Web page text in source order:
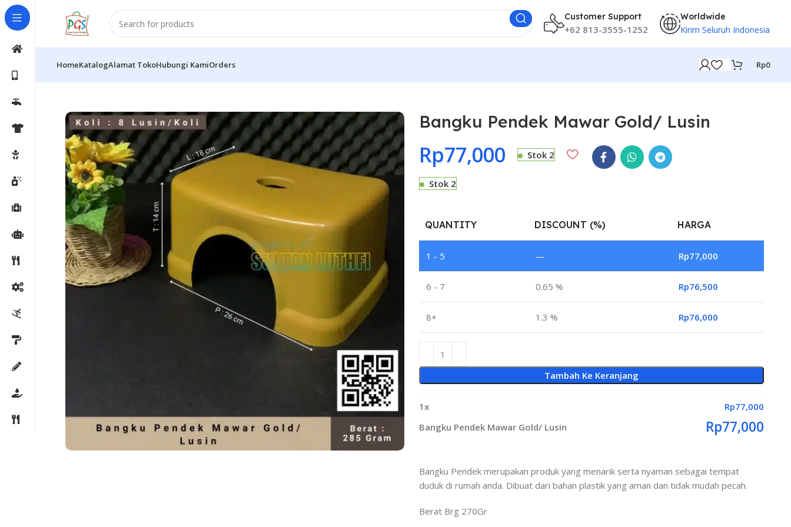
Customer Support
+62 813-3555-1252
Worldwide
Kirim Seluruh Indonesia
HomeKatalogAlamat TokoHubungi KamiOrders Rp0
Bangku Pendek Mawar Gold/ Lusin
Rp77,000 Stok 2
Stok 2
QUANTITY DISCOUNT (%) HARGA
1 - 5 — Rp77,000
6 - 7 0.65 % Rp76,500
8+ 1.3 % Rp76,000
Tambah Ke Keranjang
1x Rp77,000
Bangku Pendek Mawar Gold/ Lusin
Rp77,000
Bangku Pendek merupakan produk yang menarik serta nyaman sebagai tempat
duduk di rumah anda. Dibuat dari bahan plastik yang aman dan tidak mudah pecah.
Berat Brg 270Gr